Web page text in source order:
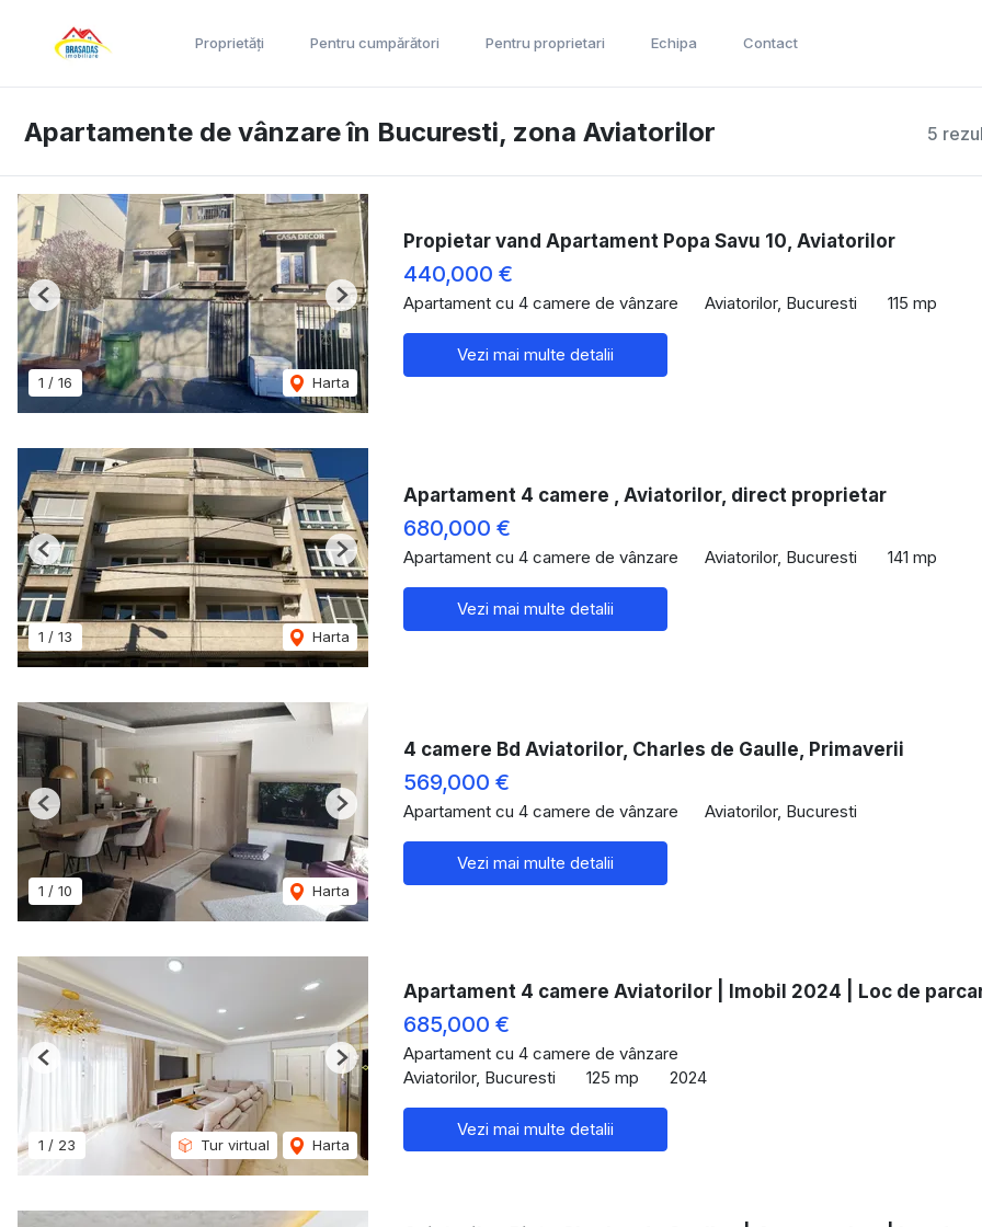
Proprietăți Pentru cumpărători Pentru proprietari Echipa Contact
5
Apartamente de vânzare în Bucuresti, zona Aviatorilor
1 / 16 Harta
Previous Next
Propietar vand Apartament Popa Savu 10, Aviatorilor
440,000 €
Apartament cu 4 camere de vânzare Aviatorilor, Bucuresti 115 mp
Vezi mai multe detalii
1 / 13 Harta
Previous Next
Apartament 4 camere , Aviatorilor, direct proprietar
680,000 €
Apartament cu 4 camere de vânzare Aviatorilor, Bucuresti 141 mp
Vezi mai multe detalii
1 / 10 Harta
Previous Next
4 camere Bd Aviatorilor, Charles de Gaulle, Primaverii
569,000 €
Apartament cu 4 camere de vânzare Aviatorilor, Bucuresti
Vezi mai multe detalii
1 / 23 Tur virtual Harta
Previous Next
Apartament 4 camere Aviatorilor | Imobil 2024 | Loc de
685,000 €
Apartament cu 4 camere de vânzare
Aviatorilor, Bucuresti
125 mp 2024
Vezi mai multe detalii